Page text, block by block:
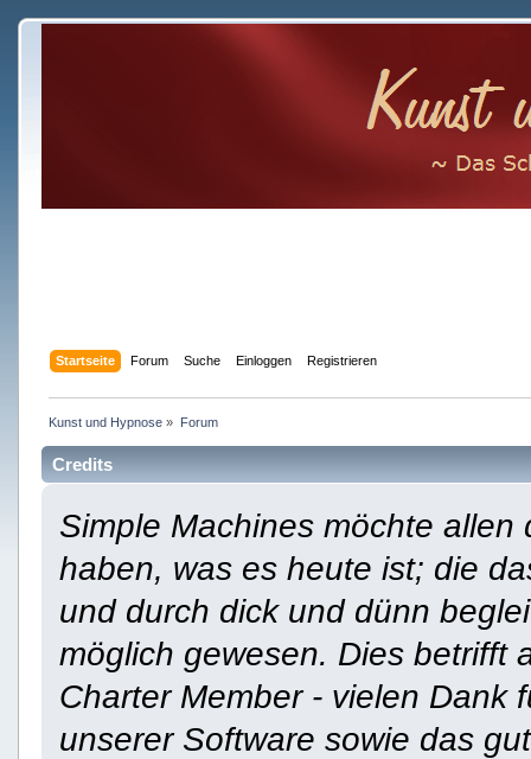
Startseite Forum Suche Einloggen Registrieren
Kunst und Hypnose » Forum
Credits
Simple Machines möchte
haben, was es heute ist; die
und durch dick und dünn
möglich gewesen. Dies betrifft
Charter Member - vielen Dank
unserer Software sowie das